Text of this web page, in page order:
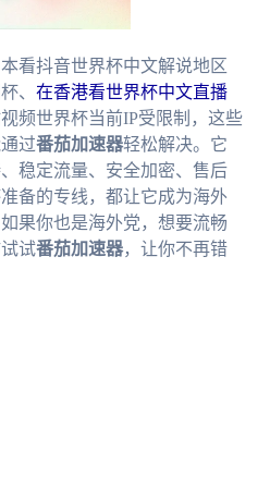
看抖音世界杯中文解说地区
、 在香港看世界杯中文直播
频世界杯当前IP受限制，这些
过番茄加速器轻松解决。它
稳定流量、安全加密、售后
备的专线，都让它成为海外
果你也是海外党，想要流畅
试番茄加速器，让你不再错